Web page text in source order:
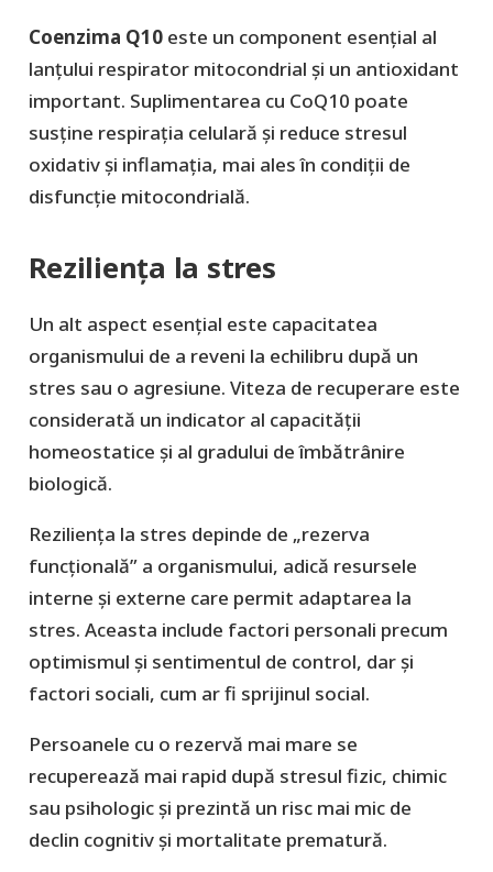
Coenzima Q10este un component esențial al
lanțului respirator mitocondrial și un antioxidant
important. Suplimentarea cu CoQ10 poate
susține respirația celulară și reduce stresul
oxidativ și inflamația, mai ales în condiții de
disfuncție mitocondrială.
Reziliența la stres
Un alt aspect esențial este capacitatea
organismului de a reveni la echilibru după un
stres sau o agresiune. Viteza de recuperare este
considerată un indicator al capacității
homeostatice și al gradului de îmbătrânire
biologică.
Reziliența la stres depinde de „rezerva
funcțională” a organismului, adică resursele
interne și externe care permit adaptarea la
stres. Aceasta include factori personali precum
optimismul și sentimentul de control, dar și
factori sociali, cum ar fi sprijinul social.
Persoanele cu o rezervă mai mare se
recuperează mai rapid după stresul fizic, chimic
sau psihologic și prezintă un risc mai mic de
declin cognitiv și mortalitate prematură.